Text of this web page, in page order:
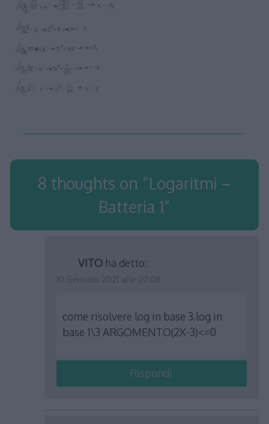
8 thoughts on “Logaritmi –
Batteria 1”
VITO ha detto:
come risolvere log in base 3.log in
base 1\3 ARGOMENTO(2X-3)<=0
Rispondi